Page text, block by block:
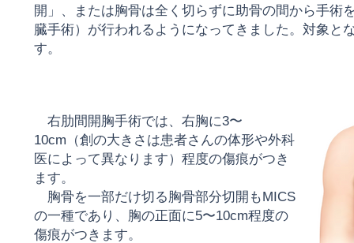
開」、または胸骨は全く切らずに助骨の間から手術
臓手術）が行われるようになってきました。対象と
す。
右肋間開胸手術では、右胸に3〜
10cm （創の大きさは患者さんの体形や外科
医によって異なります）程度の傷痕がつき
ます。
胸骨を一部だけ切る胸骨部分切開 もMICS
の一種であり、胸の正面に5〜10cm程度の
傷痕がつきます。